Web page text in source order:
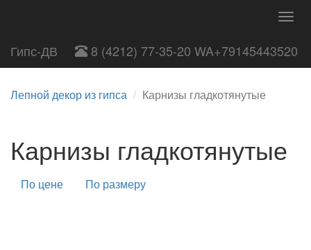
Гипс-ДВ 8 (4212) 77-35-20 WA+79145443520
Лепной декор из гипса Карнизы гладкотянутые
Карнизы гладкотянутые
По цене По размеру